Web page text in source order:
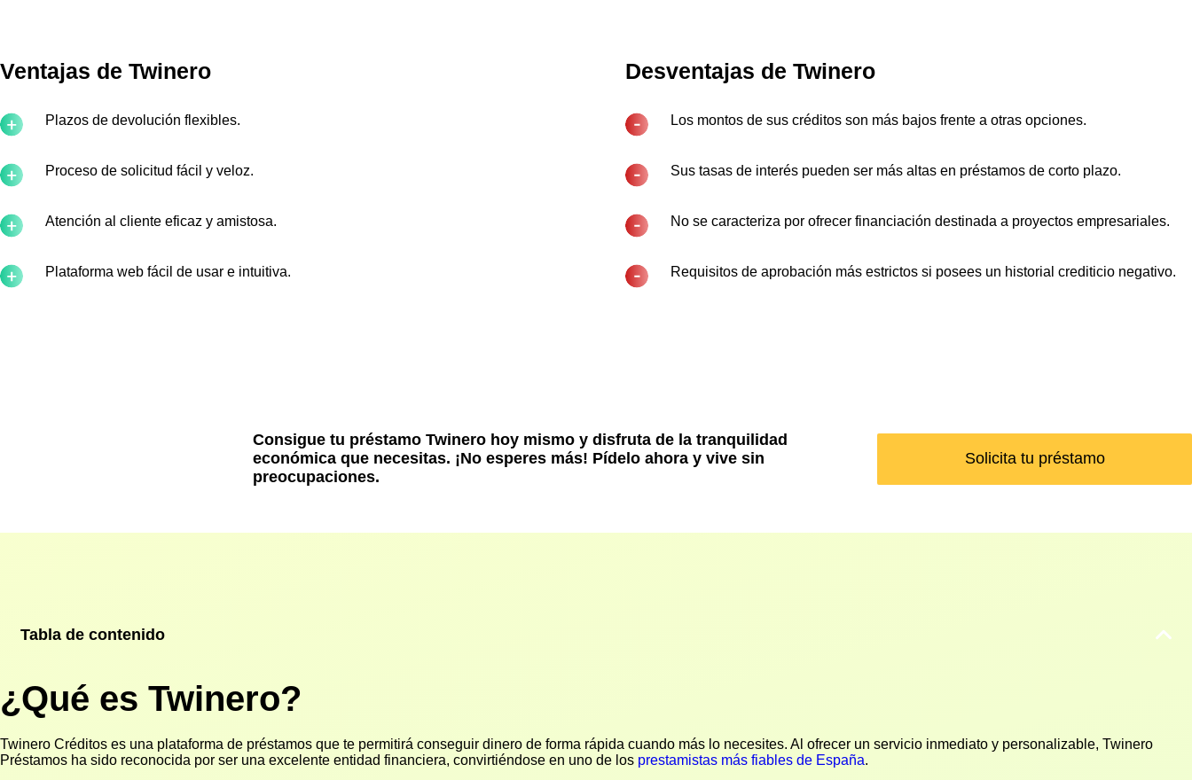
Ventajas de Twinero
Plazos de devolución flexibles.
Proceso de solicitud fácil y veloz.
Atención al cliente eficaz y amistosa.
Plataforma web fácil de usar e intuitiva.
Desventajas de Twinero
Los montos de sus créditos son más bajos frente a otras opciones.
Sus tasas de interés pueden ser más altas en préstamos de corto plazo.
No se caracteriza por ofrecer financiación destinada a proyectos empresariales.
Requisitos de aprobación más estrictos si posees un historial crediticio negativo.
Consigue tu préstamo Twinero hoy mismo y disfruta de la tranquilidad
económica que necesitas. ¡No esperes más! Pídelo ahora y vive sin
preocupaciones.
Solicita tu préstamo
Tabla de contenido
¿Qué es Twinero?
Twinero Créditos es una plataforma de préstamos que te permitirá conseguir dinero de forma rápida cuando más lo necesites. Al ofrecer un servicio inmediato y personalizable, Twinero
Préstamos ha sido reconocida por ser una excelente entidad financiera, convirtiéndose en uno de los prestamistas más fiables de España.